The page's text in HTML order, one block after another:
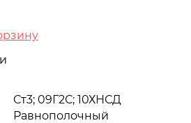
Ст3; 09Г2С; 10ХНСД
Равнополочный